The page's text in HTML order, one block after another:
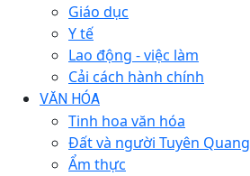
Giáo dục
Y tế
Lao động - việc làm
Cải cách hành chính
VĂN HÓA
Tinh hoa văn hóa
Đất và người Tuyên Quang
Ẩm thực